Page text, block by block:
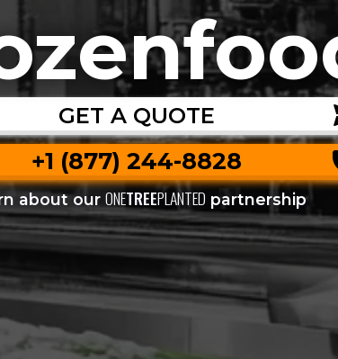
GET A QUOTE
+1 (877) 244-8828
about our ONETREEPLANTED partnership